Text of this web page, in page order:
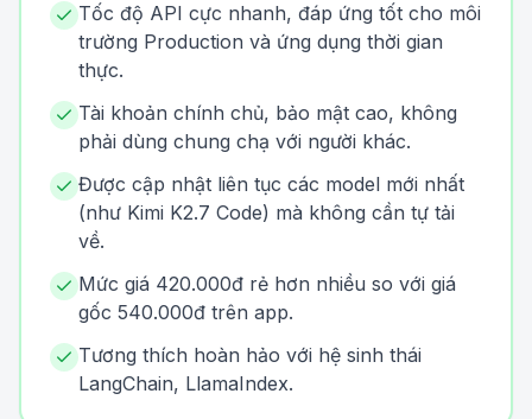
Tốc độ API cực nhanh, đáp ứng tốt cho môi
trường Production và ứng dụng thời gian
thực.
Tài khoản chính chủ, bảo mật cao, không
phải dùng chung chạ với người khác.
Được cập nhật liên tục các model mới nhất
(như Kimi K2.7 Code) mà không cần tự tải
về.
Mức giá 420.000đ rẻ hơn nhiều so với giá
gốc 540.000đ trên app.
Tương thích hoàn hảo với hệ sinh thái
LangChain, LlamaIndex.